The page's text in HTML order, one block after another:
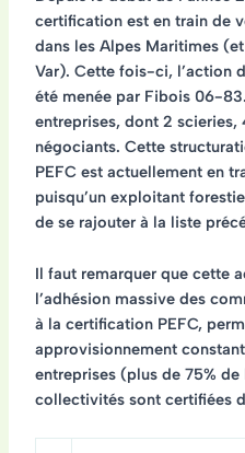
certification est en train de
dans les Alpes Maritimes
Var). Cette fois-ci, l’action
été menée par Fibois 06-
entreprises, dont 2
négociants. Cette
PEFC est actuellement en
puisqu’un exploitant
de se rajouter à la liste
Il faut remarquer que cette
l’adhésion massive des
à la certification PEFC,
approvisionnement
entreprises (plus de 75%
collectivités sont certifiées